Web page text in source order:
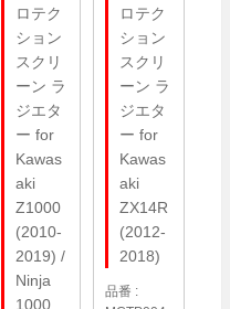
ロテク
ション
スクリ
ーン ラ
ジエタ
ー for
Kawas
aki
Z1000
(2010-
2019) /
Ninja
1000
ロテク
ション
スクリ
ーン ラ
ジエタ
ー for
Kawas
aki
ZX14R
(2012-
2018)
品番 :